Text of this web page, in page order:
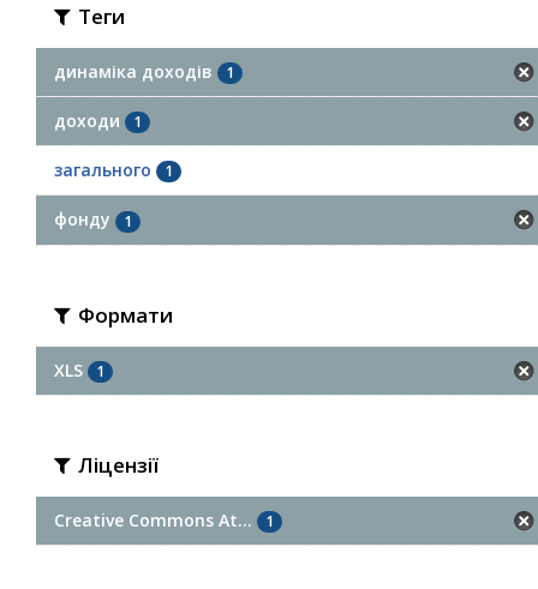
Теги
динаміка доходів 1
доходи 1
загального 1
фонду 1
Формати
XLS 1
Ліцензії
Creative Commons At... 1